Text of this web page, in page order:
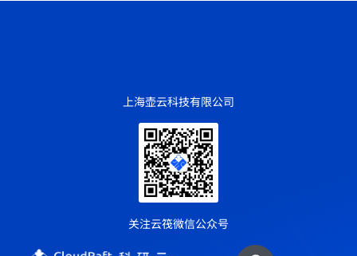
上海壶云科技有限公司
关注云筏微信公众号